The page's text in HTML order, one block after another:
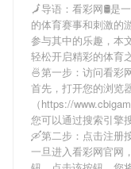
🗾导语： 看彩网🛢是
的体育赛事和刺激的
参与其中的乐趣，本
轻松开启精彩的体育之
🍜第一步：访问看彩
首先，打开您的浏览
（https://
您可以通过搜索引擎
🛶第二步：点击注册
一旦进入看彩网官网